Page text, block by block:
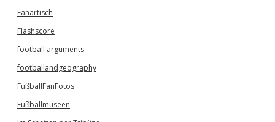
Fanartisch
Flashscore
football arguments
footballandgeography
FußballFanFotos
Fußballmuseen